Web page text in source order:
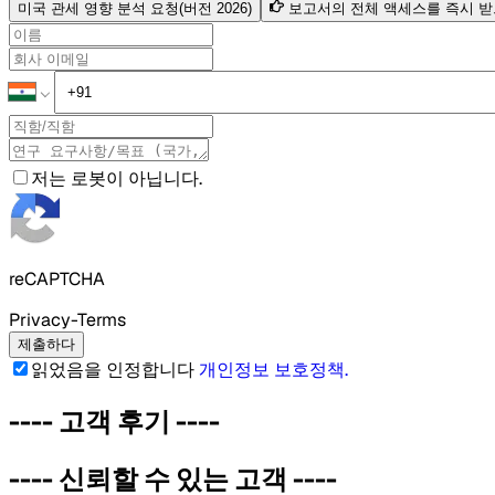
미국 관세 영향 분석 요청(버전 2026) 보고서의 전체 액세스를 즉시
저는 로봇이 아닙니다.
reCAPTCHA
Privacy-Terms
제출하다
읽었음을 인정합니다개인정보 보호정책.
----고객 후기 ----
----신뢰할 수 있는 고객 ----